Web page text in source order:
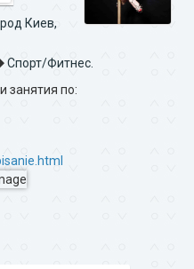
Киев,
Спорт/Фитнес.
занятия по: